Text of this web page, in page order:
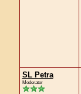
SL Petra
Moderator